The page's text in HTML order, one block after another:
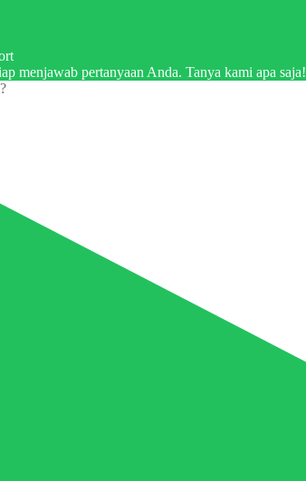
menjawab pertanyaan Anda. Tanya kami apa saja!